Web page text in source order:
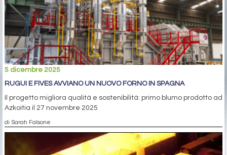
5 dicembre 2025
RUGUI E FIVES AVVIANO UN NUOVO FORNO IN SPAGNA
Il progetto migliora qualità e sostenibilità: primo blumo prodotto ad
Azkoitia il 27 novembre 2025
di Sarah Falsone